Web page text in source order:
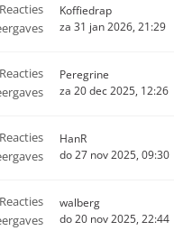
Reacties
Koffiedrap
za 31 jan 2026, 21:29
Reacties
Peregrine
za 20 dec 2025, 12:26
Reacties
HanR
do 27 nov 2025, 09:30
Reacties
walberg
do 20 nov 2025, 22:44